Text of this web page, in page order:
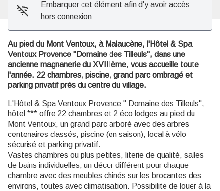
Embarquer cet élément afin d'y avoir accès
hors connexion
Au pied du Mont Ventoux, à Malaucène, l'Hôtel & Spa
Ventoux Provence "Domaine des Tilleuls", dans une
ancienne magnanerie du XVIIIème, vous accueille toute
l'année. 22 chambres, piscine, grand parc ombragé et
parking privatif près du centre du village.
L'Hôtel & Spa Ventoux Provence " Domaine des Tilleuls",
hôtel *** offre 22 chambres et 2 éco lodges au pied du
Mont Ventoux, un grand parc arboré avec des arbres
centenaires classés, piscine (en saison), local à vélo
sécurisé et parking privatif.
Vastes chambres ou plus petites, literie de qualité, salles
de bains individuelles, un décor différent pour chaque
chambre avec des meubles chinés sur les brocantes des
environs, toutes avec climatisation. Possibilité de louer à la